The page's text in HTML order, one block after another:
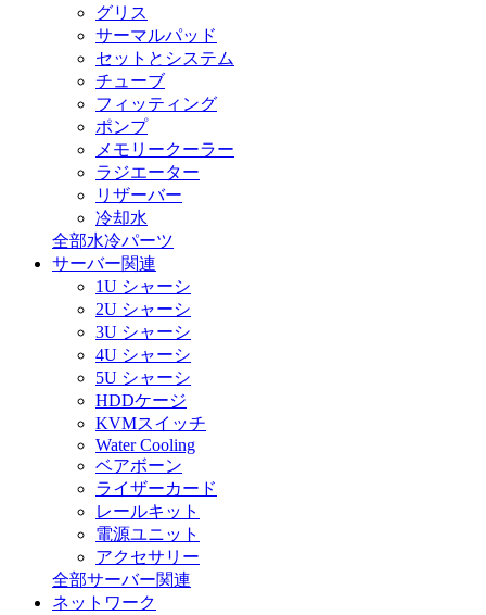
グリス
サーマルパッド
セットとシステム
チューブ
フィッティング
ポンプ
メモリークーラー
ラジエーター
リザーバー
冷却水
全部水冷パーツ
サーバー関連
1U シャーシ
2U シャーシ
3U シャーシ
4U シャーシ
5U シャーシ
HDDケージ
KVMスイッチ
Water Cooling
ベアボーン
ライザーカード
レールキット
電源ユニット
アクセサリー
全部サーバー関連
ネットワーク